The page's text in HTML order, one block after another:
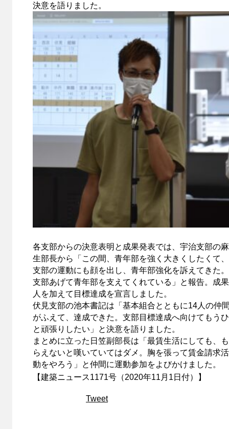
決意を語りました。
各支部からの決意表明と成果発表では、宇治支部の麻
生部長から「この間、青年部を強く大きくしたくて、
支部の運動にも顔を出し、青年部強化を訴えてきた。
支部あげて青年部を支えてくれている」と報告。成
人を加えて目標達成を宣言しました。
伏見支部の池本書記は「基本組合とともに14人の仲
がふえて、達成できた。支部目標達成へ向けてもうひ
と頑張りしたい」と決意を語りました。
まとめに立った日笠副部長は「最賃生活にしても、も
らえないと嘆いていてはダメ。胸を張って賃金請求活
動をやろう」と仲間に運動参加をよびかけました。
【建築ニュース1171号（2020年11月1日付）】
Tweet